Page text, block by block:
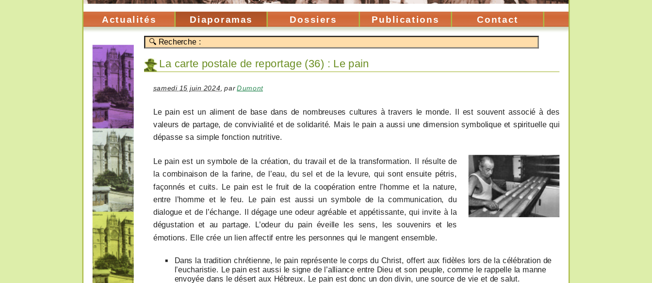
Actualités Diaporamas Dossiers Publications Contact
La carte postale de reportage (36) : Le pain
samedi 15 juin 2024 parDumont
Le pain est un aliment de base dans de nombreuses cultures à travers le monde. Il est souvent associé à des
valeurs de partage, de convivialité et de solidarité. Mais le pain a aussi une dimension symbolique et spirituelle qui
dépasse sa simple fonction nutritive.
Le pain est un symbole de la création, du travail et de la transformation. Il résulte de
la combinaison de la farine, de l’eau, du sel et de la levure, qui sont ensuite pétris,
façonnés et cuits. Le pain est le fruit de la coopération entre l’homme et la nature,
entre l’homme et le feu. Le pain est aussi un symbole de la communication, du
dialogue et de l’échange. Il dégage une odeur agréable et appétissante, qui invite à la
dégustation et au partage. L’odeur du pain éveille les sens, les souvenirs et les
émotions. Elle crée un lien affectif entre les personnes qui le mangent ensemble.
Dans la tradition chrétienne, le pain représente le corps du Christ, offert aux fidèles lors de la célébration de
l’eucharistie. Le pain est aussi le signe de l’alliance entre Dieu et son peuple, comme le rappelle la manne
envoyée dans le désert aux Hébreux. Le pain est donc un don divin, une source de vie et de salut.